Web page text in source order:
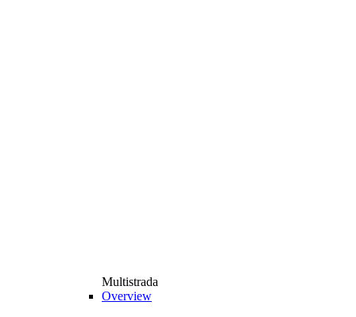
Multistrada
Overview